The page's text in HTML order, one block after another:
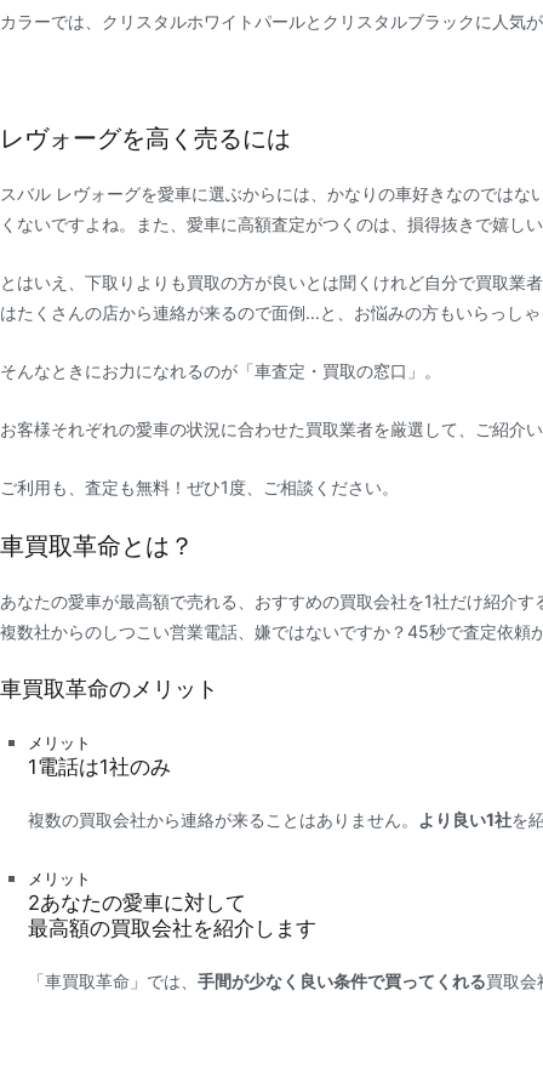
カラーでは、クリスタルホワイトパールとクリスタルブラックに人気
レヴォーグを高く売るには
スバル レヴォーグを愛車に選ぶからには、かなりの車好きなのでは
くないですよね。また、愛車に高額査定がつくのは、損得抜きで嬉し
とはいえ、下取りよりも買取の方が良いとは聞くけれど自分で買取業
はたくさんの店から連絡が来るので面倒…と、お悩みの方もいらっし
そんなときにお力になれるのが「車査定・買取の窓口」。
お客様それぞれの愛車の状況に合わせた買取業者を厳選して、ご紹介
ご利用も、査定も無料！ぜひ1度、ご相談ください。
車買取革命とは？
あなたの愛車が最高額で売れる、おすすめの買取会社を1社だけ紹介す
複数社からのしつこい営業電話、嫌ではないですか？45秒で査定依頼
車買取革命のメリット
メリット
1電話は1社のみ
複数の買取会社から連絡が来ることはありません。 より良い1社を
メリット
2あなたの愛車に対して
最高額の買取会社を紹介します
「車買取革命」では、手間が少なく良い条件で買ってくれる買取会